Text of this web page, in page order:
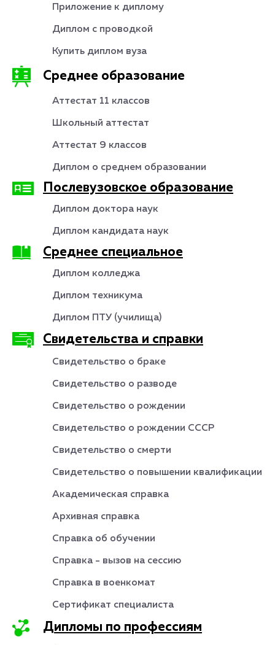
Приложение к диплому
Диплом с проводкой
Купить диплом вуза
Среднее образование
Аттестат 11 классов
Школьный аттестат
Аттестат 9 классов
Диплом о среднем образовании
Послевузовское образование
Диплом доктора наук
Диплом кандидата наук
Среднее специальное
Диплом колледжа
Диплом техникума
Диплом ПТУ (училища)
Свидетельства и справки
Свидетельство о браке
Свидетельство о разводе
Свидетельство о рождении
Свидетельство о рождении СССР
Свидетельство о смерти
Свидетельство о повышении квалификации
Академическая справка
Архивная справка
Справка об обучении
Справка - вызов на сессию
Справка в военкомат
Сертификат специалиста
Дипломы по профессиям